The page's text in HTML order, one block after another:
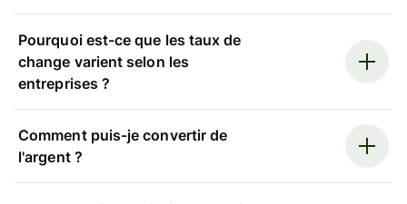
Pourquoi est-ce que les taux de
change varient selon les
entreprises ?
Comment puis-je convertir de
l'argent ?